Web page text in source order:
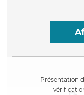
Présentation